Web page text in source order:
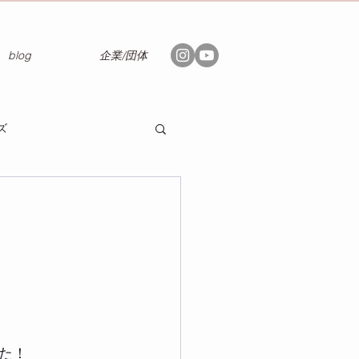
blog 企業/団体
！